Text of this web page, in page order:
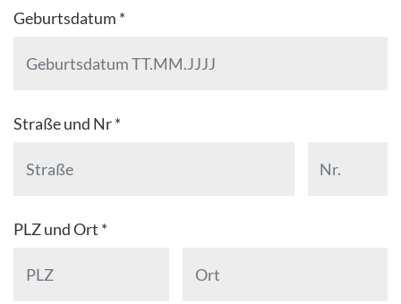
Geburtsdatum *
Straße und Nr *
PLZ und Ort *